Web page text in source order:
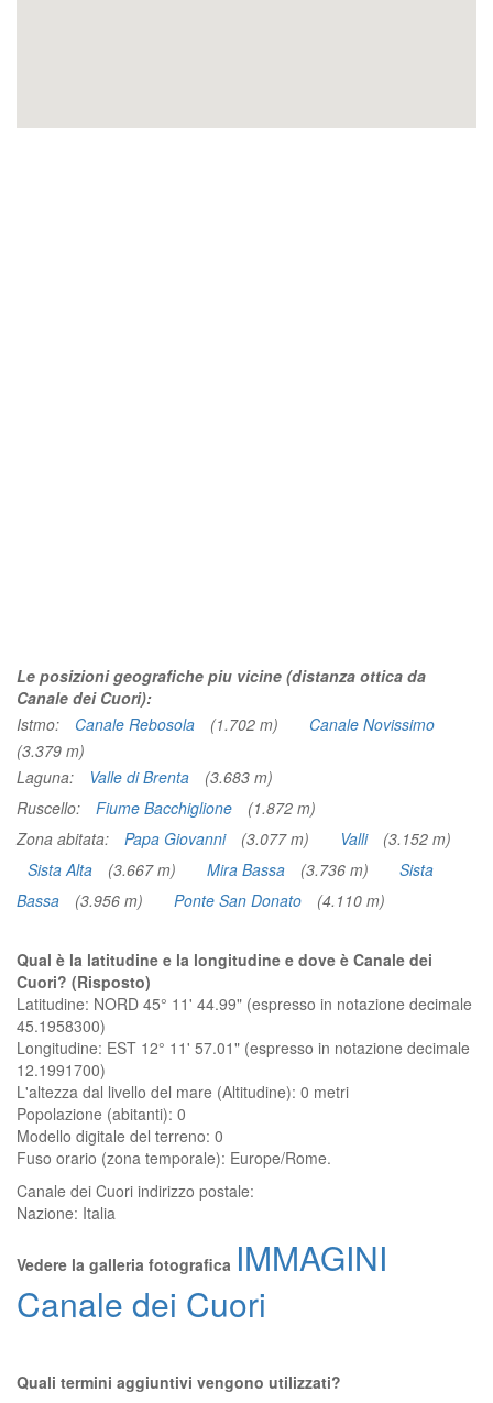
Le posizioni geografiche piu vicine (distanza ottica da
Canale dei Cuori):
Istmo:
Canale Rebosola (1.702 m)
Canale Novissimo
(3.379 m)
Laguna:
Valle di Brenta
(3.683 m)
Ruscello:
Fiume Bacchiglione
(1.872 m)
Zona abitata:
Papa Giovanni (3.077 m) Valli
(3.152 m)
Sista Alta
(3.667 m) Mira Bassa (3.736 m)
Sista
Bassa
(3.956 m) Ponte San Donato (4.110 m)
Qual è la latitudine e la longitudine e dove è Canale dei
Cuori? (Risposto)
Latitudine: NORD 45° 11' 44.99" (espresso in notazione decimale
45.1958300)
Longitudine: EST 12° 11' 57.01" (espresso in notazione decimale
12.1991700)
L'altezza dal livello del mare (Altitudine): 0 metri
Popolazione (abitanti): 0
Modello digitale del terreno: 0
Fuso orario (zona temporale): Europe/Rome.
Canale dei Cuori indirizzo postale:
Nazione: Italia
Vedere la galleria fotografica IMMAGINI
Canale dei Cuori
Quali termini aggiuntivi vengono utilizzati?